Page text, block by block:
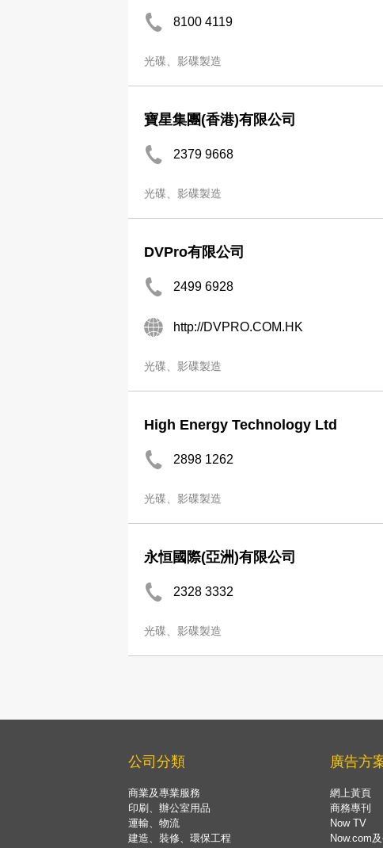
8100 4119
光碟、影碟製造
寶星集團(香港)有限公司
2379 9668
光碟、影碟製造
DVPro有限公司
2499 6928
http://DVPRO.COM.HK
光碟、影碟製造
High Energy Technology Ltd
2898 1262
光碟、影碟製造
永恒國際(亞洲)有限公司
2328 3332
光碟、影碟製造
公司分類
商業及專業服務
印刷、辦公室用品
運輸、物流
建造、裝修、環保工程
廣告方
網上黃頁
商務專刊
Now TV
Now.com